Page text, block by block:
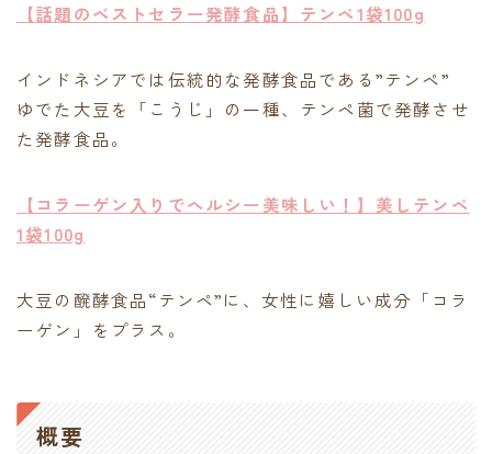
【話題のベストセラー発酵食品】テンペ1袋100g
インドネシアでは伝統的な発酵食品である”テンペ”
ゆでた大豆を「こうじ」の一種、テンペ菌で発酵させ
た発酵食品。
【コラーゲン入りでヘルシー美味しい！】美しテンペ
1袋100g
大豆の醗酵食品“テンペ”に、女性に嬉しい成分「コラ
ーゲン」をプラス。
概要